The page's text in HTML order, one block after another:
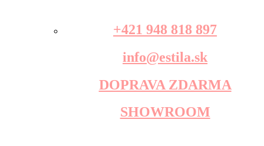
+421 948 818 897
info@estila.sk
DOPRAVA ZDARMA
SHOWROOM